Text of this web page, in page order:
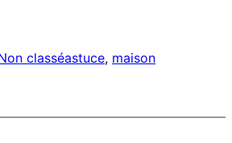
classéastuce, maison